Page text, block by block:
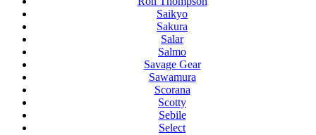
Saikyo
Sakura
Salar
Salmo
Savage Gear
Sawamura
Scorana
Scotty
Sebile
Select